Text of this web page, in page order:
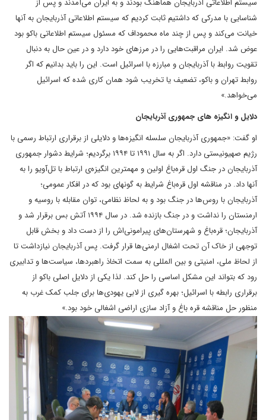
شناسایی با مدرکی که داشتیم ثابت کردیم که سیستم اطلاعاتی آذربایجان به آنها
خیانت می‌کند و پس از چند ماه محموداف که مسئول سیستم اطلاعاتی باکو بود
عوض شد. ایران مراقبت‌هایی را در مرزهای خود دارد و در عین حال به دنبال
تقویت روابط با آذربایجان و مبارزه با اسرائیل است. این را باید بدانیم که اگر
روابط تهران و باکو، تضعیف یا تخریب شود همان کاری شده که اسرائیل
می‌خواهد.»
دلایل و انگیزه های جمهوری آذربایجان
او گفت: «جمهوری آذربایجان سلسله انگیزه‌ها و دلایلی از برقراری ارتباط رسمی با
رژیم صهیونیستی دارد. اگر به سال ۱۹۹۱ تا ۱۹۹۴ برگردیم؛ شرایط دشوار جمهوری
آذربایجان در جنگ اول قره‌باغ اولین و مهم‎ترین انگیزه‌ی ارتباط با تل‌آویو را به
آنها داد. در مناقشه اول قره‌باغ شرایط به گونه‎ای بود که در افکار عمومی؛
آذربایجان با روس‌ها در جنگ بود و به لحاظ نظامی، توان مقابله با روسیه و
ارمنستان را نداشت و در جنگ بازنده شد. در سال ۱۹۹۴ آتش بس برقرار شد و
آذربایجان؛ قره‌باغ و شهرستان‌های پیرامونی‌اش را از دست داد و بخش قابل
توجهی از خاک آن تحت اشغال ارمنی‌ها قرار گرفت. پس آذربایجان نیازداشت تا
از لحاظ ملی، امنیتی و بین المللی به سمت اتخاذ راهبردها، سیاست‌ها و تدابیری
رود که بتواند این مشکل اساسی را حل کند. لذا یکی از دلایل اصلی باکو از
برقراری رابطه با اسرائیل؛ بهره گیری از لابی یهودی‌ها برای جلب کمک غرب به
منظور حل مناقشه قره باغ و آزاد سازی اراضی اشغالی خود بود.»